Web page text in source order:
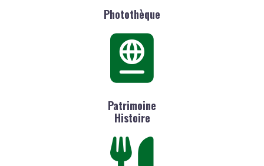
Photothèque
Patrimoine
Histoire